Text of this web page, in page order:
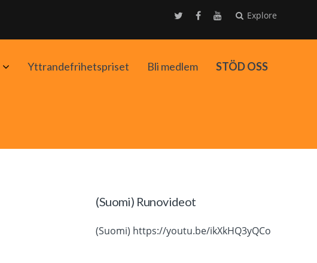
Explore
AvaaYttrandefrihetspriset Bli medlem STÖD OSS
(Suomi) Runovideot
(Suomi) https://youtu.be/ikXkHQ3yQCo